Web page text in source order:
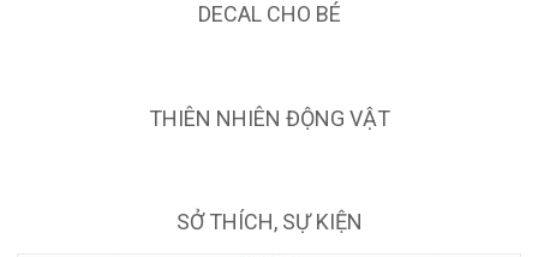
DECAL CHO BÉ
THIÊN NHIÊN ĐỘNG VẬT
SỞ THÍCH, SỰ KIỆN